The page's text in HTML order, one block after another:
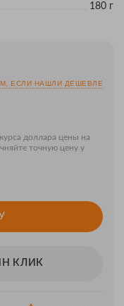
180 г
ЕСЛИ НАШЛИ ДЕШЕВЛЕ
доллара цены на
точную цену у
КЛИК